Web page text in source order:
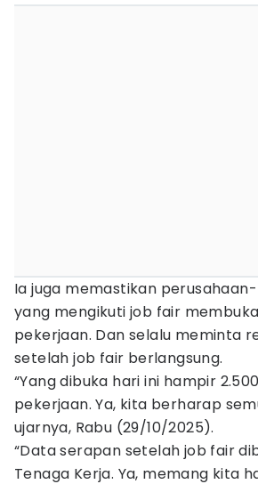
Ia juga memastikan
yang mengikuti job fair
pekerjaan. Dan selalu meminta
setelah job fair berlangsung.
“Yang dibuka hari ini hampir
pekerjaan. Ya, kita berharap
ujarnya, Rabu (29/10/2025).
“Data serapan setelah job fair
Tenaga Kerja. Ya, memang kita